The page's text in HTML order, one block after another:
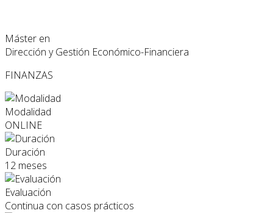
Máster en
Dirección y Gestión Económico-Financiera
FINANZAS
Modalidad
ONLINE
Duración
12 meses
Evaluación
Continua con casos prácticos